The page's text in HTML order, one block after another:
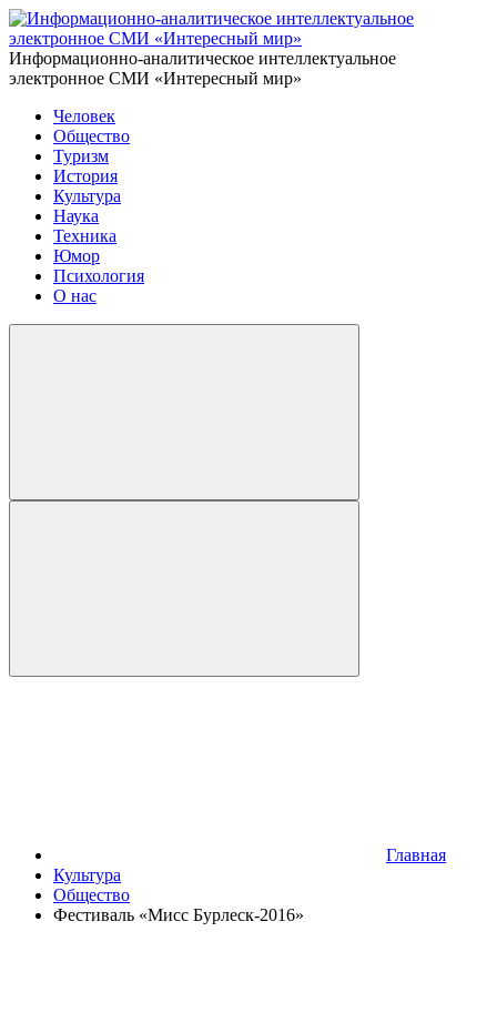
Информационно-аналитическое интеллектуальное
электронное СМИ «Интересный мир»
Человек
Общество
Туризм
История
Культура
Наука
Техника
Юмор
Психология
О нас
Главная
Культура
Общество
Фестиваль «Мисс Бурлеск-2016»